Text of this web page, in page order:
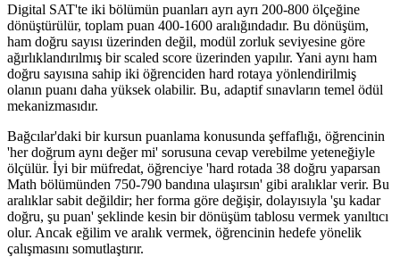
Digital SAT'te iki bölümün puanları ayrı ayrı 200-800 ölçeğine
dönüştürülür, toplam puan 400-1600 aralığındadır. Bu dönüşüm,
ham doğru sayısı üzerinden değil, modül zorluk seviyesine göre
ağırlıklandırılmış bir scaled score üzerinden yapılır. Yani aynı ham
doğru sayısına sahip iki öğrenciden hard rotaya yönlendirilmiş
olanın puanı daha yüksek olabilir. Bu, adaptif sınavların temel ödül
mekanizmasıdır.
Bağcılar'daki bir kursun puanlama konusunda şeffaflığı, öğrencinin
'her doğrum aynı değer mi' sorusuna cevap verebilme yeteneğiyle
ölçülür. İyi bir müfredat, öğrenciye 'hard rotada 38 doğru yaparsan
Math bölümünden 750-790 bandına ulaşırsın' gibi aralıklar verir. Bu
aralıklar sabit değildir; her forma göre değişir, dolayısıyla 'şu kadar
doğru, şu puan' şeklinde kesin bir dönüşüm tablosu vermek yanıltıcı
olur. Ancak eğilim ve aralık vermek, öğrencinin hedefe yönelik
çalışmasını somutlaştırır.